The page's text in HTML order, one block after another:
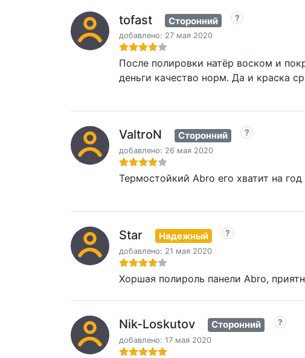
tofast Сторонний
добавлено: 27 мая 2020
После полировки натёр воском и
деньги качество норм. Да и краска
ValtroN Сторонний
добавлено: 26 мая 2020
Термостойкий Abro его хватит на год
Star Надежный
добавлено: 21 мая 2020
Хоршая полироль панели Abro,
Nik-Loskutov Сторонний
добавлено: 17 мая 2020